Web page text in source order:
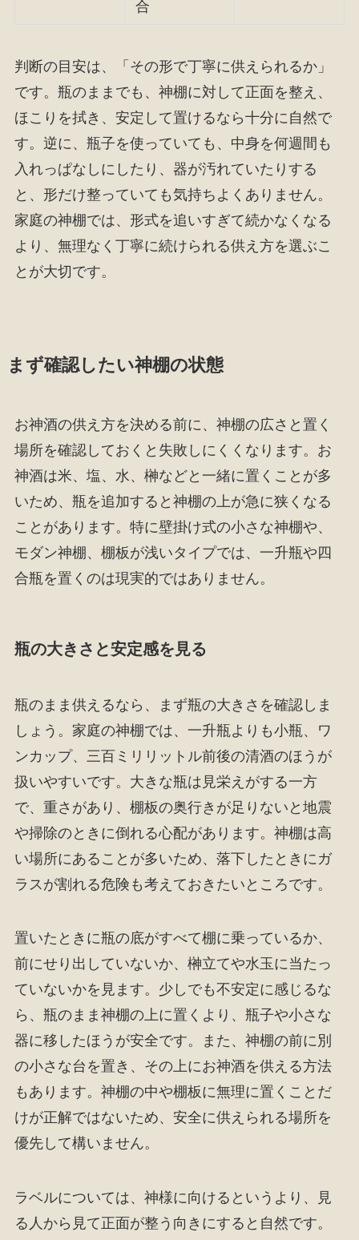
合
判断の目安は、「その形で丁寧に供えられるか」
です。瓶のままでも、神棚に対して正面を整え、
ほこりを拭き、安定して置けるなら十分に自然で
す。逆に、瓶子を使っていても、中身を何週間も
入れっぱなしにしたり、器が汚れていたりする
と、形だけ整っていても気持ちよくありません。
家庭の神棚では、形式を追いすぎて続かなくなる
より、無理なく丁寧に続けられる供え方を選ぶこ
とが大切です。
まず確認したい神棚の状態
お神酒の供え方を決める前に、神棚の広さと置く
場所を確認しておくと失敗しにくくなります。お
神酒は米、塩、水、榊などと一緒に置くことが多
いため、瓶を追加すると神棚の上が急に狭くなる
ことがあります。特に壁掛け式の小さな神棚や、
モダン神棚、棚板が浅いタイプでは、一升瓶や四
合瓶を置くのは現実的ではありません。
瓶の大きさと安定感を見る
瓶のまま供えるなら、まず瓶の大きさを確認しま
しょう。家庭の神棚では、一升瓶よりも小瓶、ワ
ンカップ、三百ミリリットル前後の清酒のほうが
扱いやすいです。大きな瓶は見栄えがする一方
で、重さがあり、棚板の奥行きが足りないと地震
や掃除のときに倒れる心配があります。神棚は高
い場所にあることが多いため、落下したときにガ
ラスが割れる危険も考えておきたいところです。
置いたときに瓶の底がすべて棚に乗っているか、
前にせり出していないか、榊立てや水玉に当たっ
ていないかを見ます。少しでも不安定に感じるな
ら、瓶のまま神棚の上に置くより、瓶子や小さな
器に移したほうが安全です。また、神棚の前に別
の小さな台を置き、その上にお神酒を供える方法
もあります。神棚の中や棚板に無理に置くことだ
けが正解ではないため、安全に供えられる場所を
優先して構いません。
ラベルについては、神様に向けるというより、見
る人から見て正面が整う向きにすると自然です。